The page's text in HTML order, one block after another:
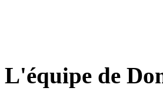
L'équipe de